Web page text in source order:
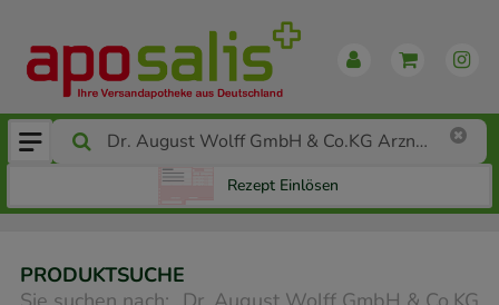
Rezept Einlösen
PRODUKTSUCHE